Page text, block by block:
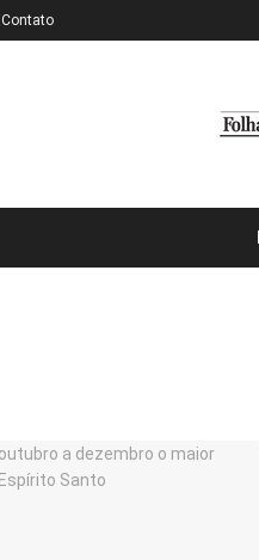
Contato